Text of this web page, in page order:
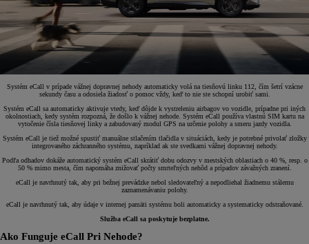
Systém eCall v prípade vážnej dopravnej nehody automaticky volá na tiesňovú linku 112, čím šetrí vzácne
sekundy času a odosiela žiadosť o pomoc vždy, keď to nie ste schopní urobiť sami.
Systém eCall sa automaticky aktivuje vtedy, keď dôjde k vystreleniu airbagov vo vozidle, prípadne pri iných
okolnostiach, kedy systém rozpozná, že došlo k vážnej nehode. Systém eCall používa vlastnú SIM kartu na
vytočenie čísla tiesňovej linky a zabudovaný modul GPS na určenie polohy a smeru jazdy vozidla.
Systém eCall je tiež možné spustiť manuálne stlačením tlačidla v situáciách, kedy je potrebné privolať zložky
integrovaného záchranného systému, napríklad ak ste svedkami vážnej dopravnej nehody.
Podľa odhadov dokáže automatický systém eCall skrátiť dobu odozvy v mestských oblastiach o 40 %, resp. o
50 % mimo mesta, čím napomáha znižovať počty smrteľných nehôd a prípadov závažných zranení.
eCall je navrhnutý tak, aby pri bežnej prevádzke nebol sledovateľný a nepodliehal žiadnemu stálemu
zaznamenávaniu polohy.
eCall je navrhnutý tak, aby údaje v internej pamäti systému boli automaticky a systematicky odstraňované.
Služba eCall sa poskytuje bezplatne.
Ako Funguje eCall Pri Nehode?